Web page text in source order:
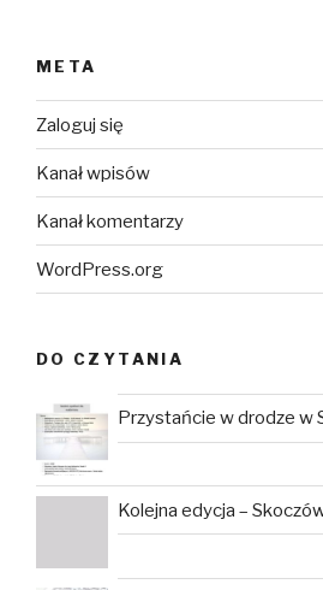
META
Zaloguj się
Kanał wpisów
Kanał komentarzy
WordPress.org
DO CZYTANIA
Przystańcie w drodze w
Kolejna edycja –